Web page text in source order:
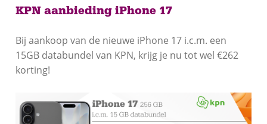
KPN aanbieding iPhone 17
Bij aankoop van de nieuwe iPhone 17 i.c.m. een
15GB databundel van KPN, krijg je nu tot wel €262
korting!